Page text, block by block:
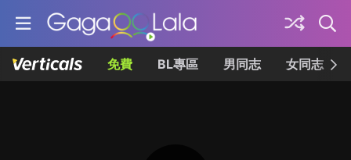
免費 BL專區 男同志 女同志